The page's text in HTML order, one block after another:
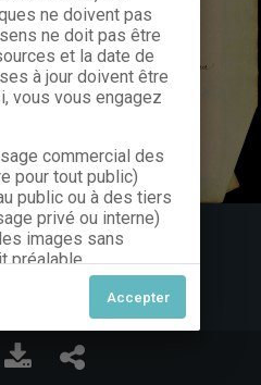
ne doivent pas
ne doit pas être
et la date de
à jour doivent être
vous vous engagez
commercial des
pour tout public)
public ou à des tiers
privé ou interne)
images sans
préalable
nous vous invitons
de solliciter le type
parmi celles
échéant, acquitter